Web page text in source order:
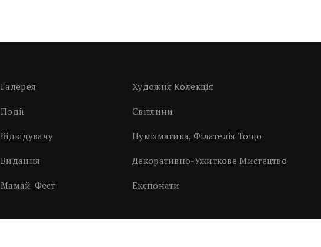
Галерея
Події
Відвідувачу
Видання
Мамай-Фест
Художня Колекція
Світлини
Нумізматика, Філателія Тощо
Декоративно-Ужиткове Мистецтво
Експонати